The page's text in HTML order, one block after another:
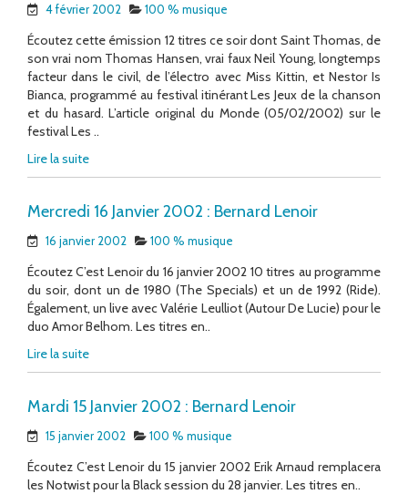
4 février 2002 100 % musique
Écoutez cette émission 12 titres ce soir dont Saint Thomas, de
son vrai nom Thomas Hansen, vrai faux Neil Young, longtemps
facteur dans le civil, de l’électro avec Miss Kittin, et Nestor Is
Bianca, programmé au festival itinérant Les Jeux de la chanson
et du hasard. L’article original du Monde (05/02/2002) sur le
festival Les ..
Lire la suite
Mercredi 16 Janvier 2002 : Bernard Lenoir
16 janvier 2002 100 % musique
Écoutez C’est Lenoir du 16 janvier 2002 10 titres au programme
du soir, dont un de 1980 (The Specials) et un de 1992 (Ride).
Également, un live avec Valérie Leulliot (Autour De Lucie) pour le
duo Amor Belhom. Les titres en..
Lire la suite
Mardi 15 Janvier 2002 : Bernard Lenoir
15 janvier 2002 100 % musique
Écoutez C’est Lenoir du 15 janvier 2002 Erik Arnaud remplacera
les Notwist pour la Black session du 28 janvier. Les titres en..